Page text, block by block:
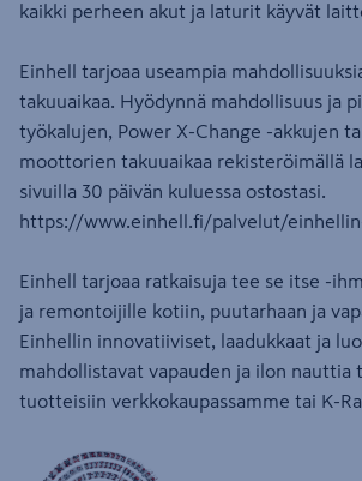
kaikki perheen akut ja laturit käyvät
Einhell tarjoaa useampia
takuuaikaa. Hyödynnä mahdollisuus ja
työkalujen, Power X-Change -akkujen
moottorien takuuaikaa rekisteröimällä
sivuilla 30 päivän kuluessa ostostasi.
https://www.einhell.fi/palvelut/
Einhell tarjoaa ratkaisuja tee se itse -
ja remontoijille kotiin, puutarhaan ja
Einhellin innovatiiviset, laadukkaat ja
mahdollistavat vapauden ja ilon nauttia
tuotteisiin verkkokaupassamme tai K-